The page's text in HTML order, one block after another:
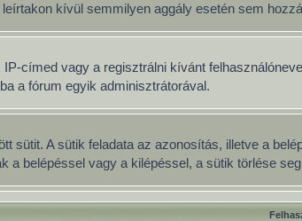
kívül semmilyen aggály esetén sem
címed vagy a regisztrálni kívánt
a fórum egyik adminisztrátorával.
sütit. A sütik feladata az azonosítás, illetve a
a belépéssel vagy a kilépéssel, a sütik törlése